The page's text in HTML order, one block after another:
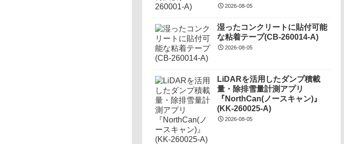
2026-08-05
湿ったコンクリートに貼付可能
な粘着テープ(CB-260014-A)
2026-08-05
LiDARを活用したダンプ積載
量・除排雪量計測アプリ
『NorthCan(ノースキャン)』
(KK-260025-A)
2026-08-05